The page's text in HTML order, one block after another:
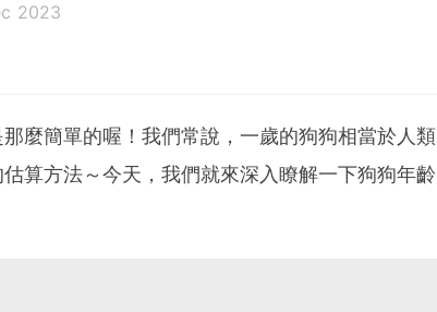
2023
麼簡單的喔！我們常說，一歲的狗狗相當於人類
算方法～今天，我們就來深入瞭解一下狗狗年齡